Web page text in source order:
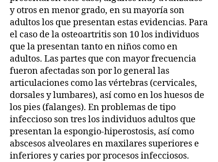
y otros en menor grado, en su mayoría son
adultos los que presentan estas evidencias. Para
el caso de la osteoartritis son 10 los individuos
que la presentan tanto en niños como en
adultos. Las partes que con mayor frecuencia
fueron afectadas son por lo general las
articulaciones como las vértebras (cervicales,
dorsales y lumbares), así como en los huesos de
los pies (falanges). En problemas de tipo
infeccioso son tres los individuos adultos que
presentan la espongio-hiperostosis, así como
abscesos alveolares en maxilares superiores e
inferiores y caries por procesos infecciosos.